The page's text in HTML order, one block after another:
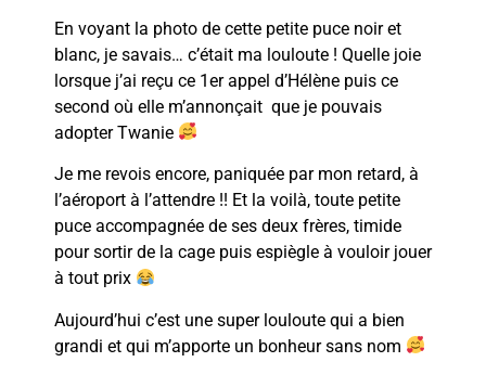
En voyant la photo de cette petite puce noir et
blanc, je savais… c’était ma louloute ! Quelle joie
lorsque j’ai reçu ce 1er appel d’Hélène puis ce
second où elle m’annonçait que je pouvais
adopter Twanie
Je me revois encore, paniquée par mon retard, à
l’aéroport à l’attendre !! Et la voilà, toute petite
puce accompagnée de ses deux frères, timide
pour sortir de la cage puis espiègle à vouloir jouer
à tout prix
Aujourd’hui c’est une super louloute qui a bien
grandi et qui m’apporte un bonheur sans nom